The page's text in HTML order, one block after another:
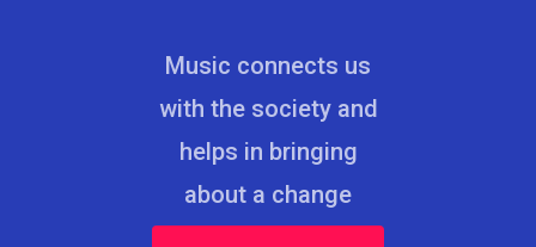
Music connects us
with the society and
helps in bringing
about a change